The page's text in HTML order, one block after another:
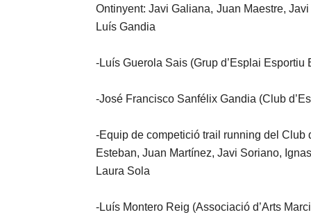
Ontinyent: Javi Galiana, Juan Maestre,
Luís Gandia
-Luís Guerola Sais (Grup d’Esplai Esportiu
-José Francisco Sanfélix Gandia (Club
-Equip de competició trail running del
Esteban, Juan Martínez, Javi Soriano,
Laura Sola
-Luís Montero Reig (Associació d’Arts